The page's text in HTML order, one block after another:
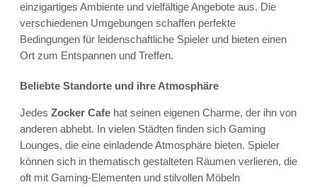
einzigartiges Ambiente und vielfältige Angebote aus. Die
verschiedenen Umgebungen schaffen perfekte
Bedingungen für leidenschaftliche Spieler und bieten einen
Ort zum Entspannen und Treffen.
Beliebte Standorte und ihre Atmosphäre
Jedes Zocker Cafe hat seinen eigenen Charme, der ihn von
anderen abhebt. In vielen Städten finden sich Gaming
Lounges, die eine einladende Atmosphäre bieten. Spieler
können sich in thematisch gestalteten Räumen verlieren, die
oft mit Gaming-Elementen und stilvollen Möbeln